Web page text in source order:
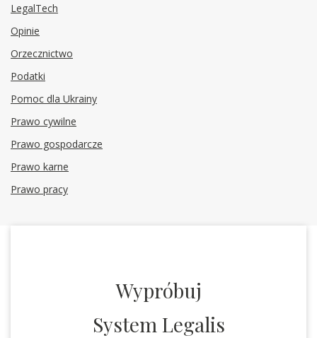
LegalTech
Opinie
Orzecznictwo
Podatki
Pomoc dla Ukrainy
Prawo cywilne
Prawo gospodarcze
Prawo karne
Prawo pracy
Wypróbuj
System Legalis